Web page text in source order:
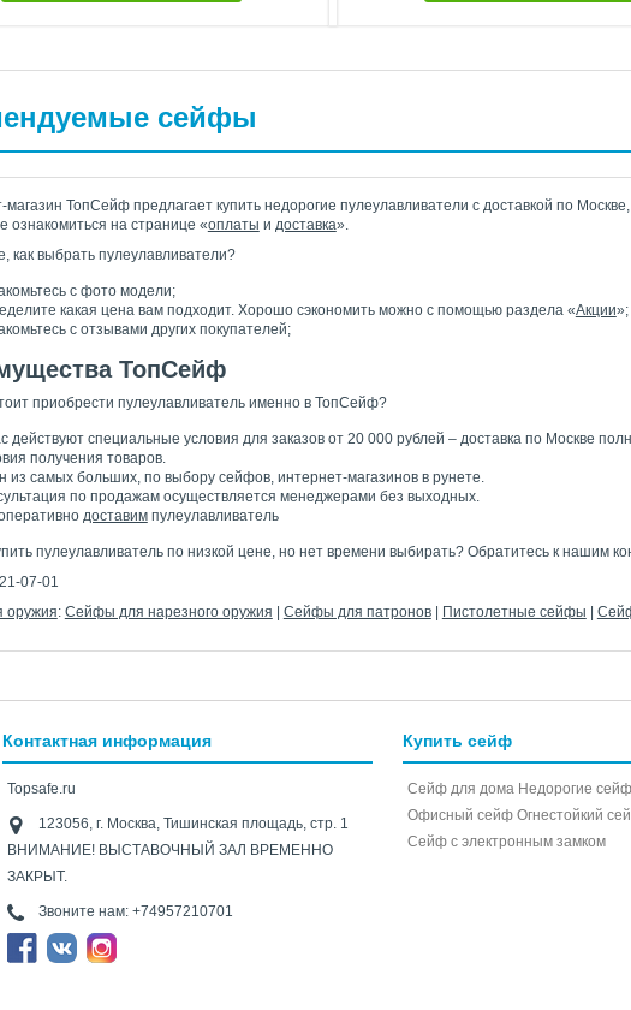
сейфы
магазин ТопСейф предлагает купить недорогие пулеулавливатели с доставкой по
ознакомиться на странице «оплаты и доставка».
как выбрать пулеулавливатели?
с фото модели;
какая цена вам подходит. Хорошо сэкономить можно с помощью раздела «Акции»;
с отзывами других покупателей;
ТопСейф
приобрести пулеулавливатель именно в ТопСейф?
действуют специальные условия для заказов от 20 000 рублей – доставка по Москве
получения товаров.
из самых больших, по выбору сейфов, интернет-магазинов в рунете.
по продажам осуществляется менеджерами без выходных.
доставимпулеулавливатель
пулеулавливатель по низкой цене, но нет времени выбирать? Обратитесь к нашим
07-01
оружия: Сейфы для нарезного оружия Сейфы для патронов| Пистолетные сейфы
Контактная информация
Topsafe.ru
123056, г. Москва, Тишинская площадь, стр. 1
ВНИМАНИЕ! ВЫСТАВОЧНЫЙ ЗАЛ ВРЕМЕННО
ЗАКРЫТ.
Звоните нам: +74957210701
Купить сейф
Сейф для дома Недорогие
Офисный сейф Огнестойкий
Cейф с электронным замком